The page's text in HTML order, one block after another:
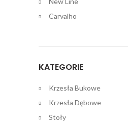
Carvalho
KATEGORIE
Krzesła Bukowe
Krzesła Dębowe
Stoły